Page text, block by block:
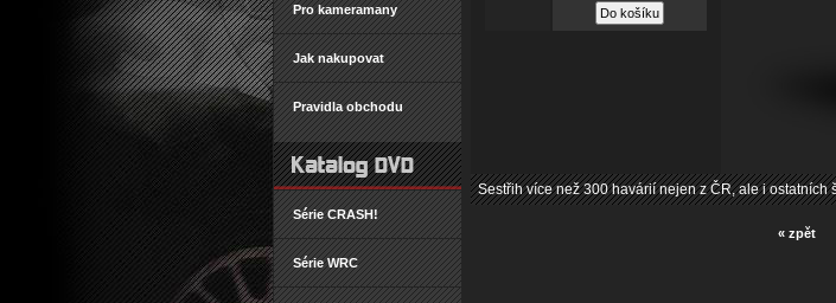
Pro kameramany
Jak nakupovat
Pravidla obchodu
Série CRASH!
Série WRC
Sestřih více než 300 havárií nejen z ČR, ale i ostatních
« zpět